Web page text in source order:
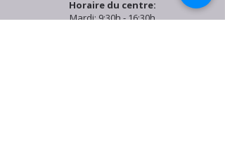
Horaire du centre:
Mardi: 9:30h - 16:30h